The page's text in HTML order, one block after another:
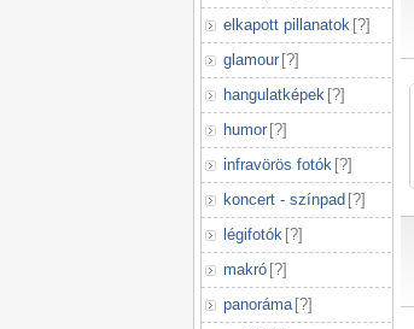
elkapott pillanatok [?]
glamour [?]
hangulatképek [?]
humor [?]
infravörös fotók [?]
koncert - színpad [?]
légifotók [?]
makró [?]
panoráma [?]